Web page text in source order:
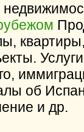
об
и др.